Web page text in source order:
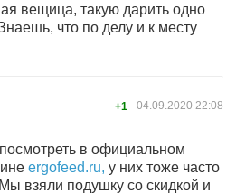
вещица, такую дарить одно
что по делу и к месту
04.09.2020 22:08
+1
в официальном
ergofeed.ru, у них тоже часто
взяли подушку со скидкой и